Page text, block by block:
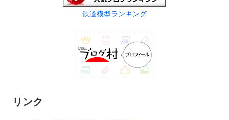
鉄道模型ランキング
リンク